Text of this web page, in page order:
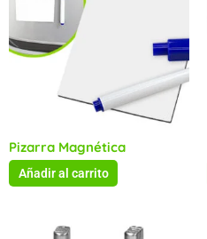
Pizarra Magnética
Añadir al carrito